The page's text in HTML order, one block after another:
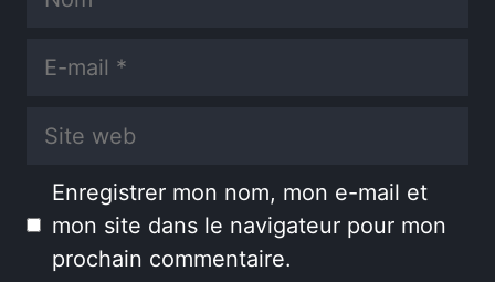
E-
Site
Enregistrer mon nom, mon e-mail et
mon site dans le navigateur pour mon
prochain commentaire.